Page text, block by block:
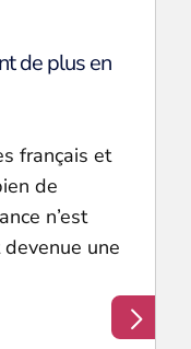
de plus en
français et
de
n’est
une